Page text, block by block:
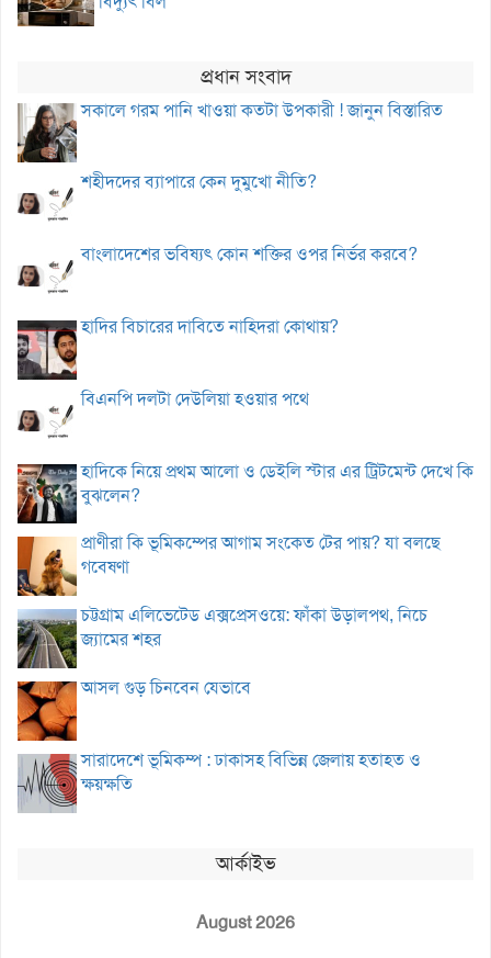
প্রধান সংবাদ
সকালে গরম পানি খাওয়া কতটা উপকারী ! জানুন বিস্তারিত
শহীদদের ব্যাপারে কেন দুমুখো নীতি?
বাংলাদেশের ভবিষ্যৎ কোন শক্তির ওপর নির্ভর করবে?
হাদির বিচারের দাবিতে নাহিদরা কোথায়?
বিএনপি দলটা দেউলিয়া হওয়ার পথে
হাদিকে নিয়ে প্রথম আলো ও ডেইলি স্টার এর ট্রিটমেন্ট দেখে কি
বুঝলেন?
প্রাণীরা কি ভূমিকম্পের আগাম সংকেত টের পায়? যা বলছে
গবেষণা
চট্টগ্রাম এলিভেটেড এক্সপ্রেসওয়ে: ফাঁকা উড়ালপথ, নিচে
জ্যামের শহর
আসল গুড় চিনবেন যেভাবে
সারাদেশে ভূমিকম্প : ঢাকাসহ বিভিন্ন জেলায় হতাহত ও
ক্ষয়ক্ষতি
আর্কাইভ
August 2026